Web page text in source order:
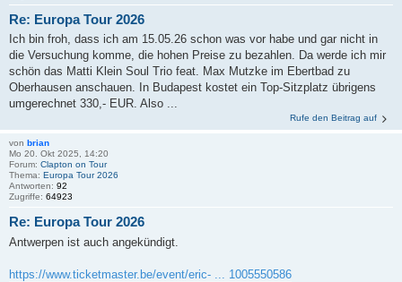
Re: Europa Tour 2026
Ich bin froh, dass ich am 15.05.26 schon was vor habe und gar nicht in
die Versuchung komme, die hohen Preise zu bezahlen. Da werde ich mir
schön das Matti Klein Soul Trio feat. Max Mutzke im Ebertbad zu
Oberhausen anschauen. In Budapest kostet ein Top-Sitzplatz übrigens
umgerechnet 330,- EUR. Also ...
Rufe den Beitrag auf
von brian
Mo 20. Okt 2025, 14:20
Forum: Clapton on Tour
Thema: Europa Tour 2026
Antworten: 92
Zugriffe: 64923
Re: Europa Tour 2026
Antwerpen ist auch angekündigt.
https://www.ticketmaster.be/event/eric- ... 1005550586